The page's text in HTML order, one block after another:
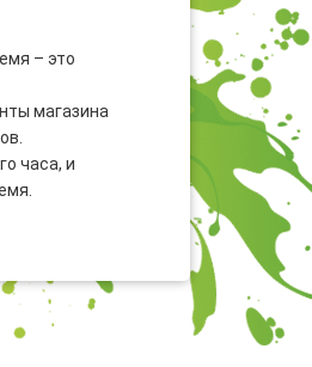
– это
магазина
часа, и